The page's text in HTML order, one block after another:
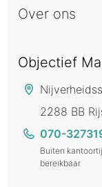
Over ons
Objectief
2288 BB
070-
Buiten
bereikbaar